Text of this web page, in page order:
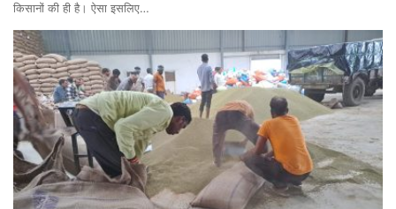
किसानों की ही है। ऐसा इसलिए…